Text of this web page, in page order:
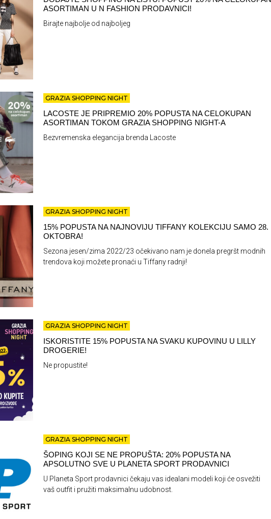
ASORTIMAN U N FASHION PRODAVNICI!
Birajte najbolje od najboljeg
GRAZIA SHOPPING NIGHT
LACOSTE JE PRIPREMIO 20% POPUSTA NA CELOKUPAN
ASORTIMAN TOKOM GRAZIA SHOPPING NIGHT-A
Bezvremenska elegancija brenda Lacoste
GRAZIA SHOPPING NIGHT
15% POPUSTA NA NAJNOVIJU TIFFANY KOLEKCIJU SAMO 28.
OKTOBRA!
Sezona jesen/zima 2022/23 očekivano nam je donela pregršt modnih
trendova koji možete pronaći u Tiffany radnji!
GRAZIA SHOPPING NIGHT
ISKORISTITE 15% POPUSTA NA SVAKU KUPOVINU U LILLY
DROGERIE!
Ne propustite!
GRAZIA SHOPPING NIGHT
ŠOPING KOJI SE NE PROPUŠTA: 20% POPUSTA NA
APSOLUTNO SVE U PLANETA SPORT PRODAVNICI
U Planeta Sport prodavnici čekaju vas idealani modeli koji će osvežiti
vaš outfit i pružiti maksimalnu udobnost.